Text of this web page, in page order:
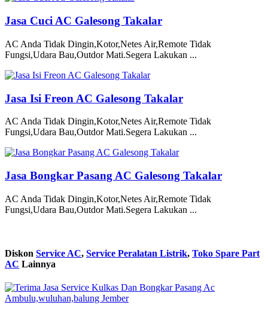
Jasa Cuci AC Galesong Takalar
AC Anda Tidak Dingin,Kotor,Netes Air,Remote Tidak
Fungsi,Udara Bau,Outdor Mati.Segera Lakukan ...
Jasa Isi Freon AC Galesong Takalar
AC Anda Tidak Dingin,Kotor,Netes Air,Remote Tidak
Fungsi,Udara Bau,Outdor Mati.Segera Lakukan ...
Jasa Bongkar Pasang AC Galesong Takalar
AC Anda Tidak Dingin,Kotor,Netes Air,Remote Tidak
Fungsi,Udara Bau,Outdor Mati.Segera Lakukan ...
Diskon Service AC, Service Peralatan Listrik, Toko Spare Part
AC Lainnya